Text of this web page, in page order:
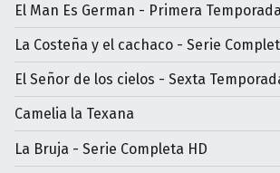
El Man Es German - Primera Temporada
La Costeña y el cachaco - Serie
El Señor de los cielos - Sexta
Camelia la Texana
La Bruja - Serie Completa HD